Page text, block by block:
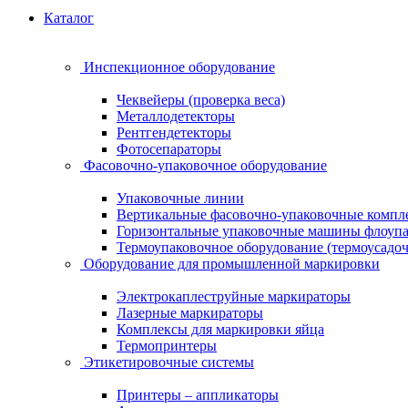
Каталог
Инспекционное оборудование
Чеквейеры (проверка веса)
Металлодетекторы
Рентгендетекторы
Фотосепараторы
Фасовочно-упаковочное оборудование
Упаковочные линии
Вертикальные фасовочно-упаковочные
Горизонтальные упаковочные машины
Термоупаковочное оборудование
Оборудование для промышленной маркировки
Электрокаплеструйные маркираторы
Лазерные маркираторы
Комплексы для маркировки яйца
Термопринтеры
Этикетировочные системы
Принтеры – аппликаторы